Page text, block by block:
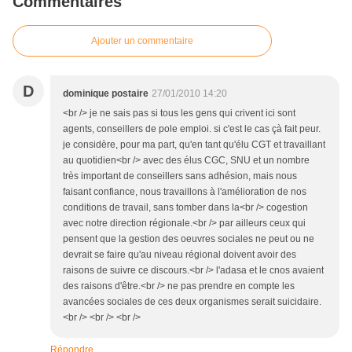
Ajouter un commentaire
D dominique postaire 27/01/2010 14:20
<br /> je ne sais pas si tous les gens qui crivent ici sont
agents, conseillers de pole emploi. si c'est le cas çà fait peur.
je considère, pour ma part, qu'en tant qu'élu CGT et travaillant
au quotidien<br /> avec des élus CGC, SNU et un nombre
très important de conseillers sans adhésion, mais nous
faisant confiance, nous travaillons à l'amélioration de nos
conditions de travail, sans tomber dans la<br /> cogestion
avec notre direction régionale.<br /> par ailleurs ceux qui
pensent que la gestion des oeuvres sociales ne peut ou ne
devrait se faire qu'au niveau régional doivent avoir des
raisons de suivre ce discours.<br /> l'adasa et le cnos avaient
des raisons d'être.<br /> ne pas prendre en compte les
avancées sociales de ces deux organismes serait suicidaire.
<br /> <br /> <br />
Répondre